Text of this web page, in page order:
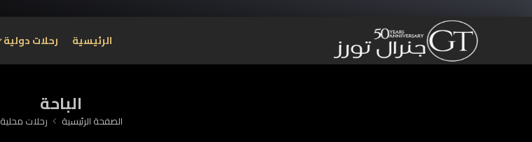
الرئيسية
رحلات دولية
الباحة
الصفحة الرئيسية رحلات محلية